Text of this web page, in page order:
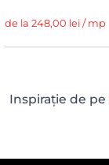
de la 248,00 lei / mp
Inspirație de pe